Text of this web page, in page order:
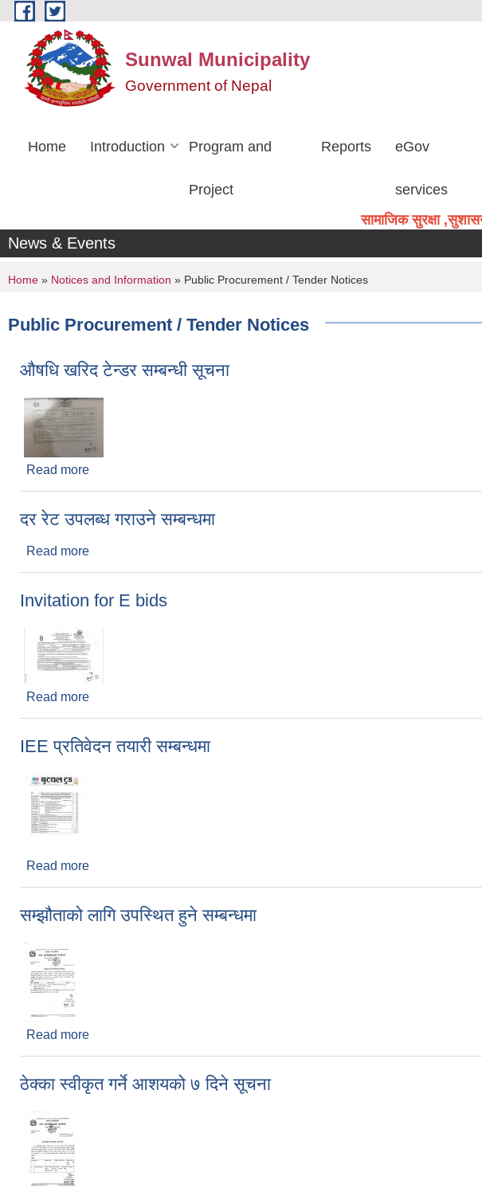
Skip to main content
Sunwal Municipality
Government of Nepal
Home Introduction Program and
Project
Reports eGov
services
सामाजिक सुरक्षा
News & Events
You are here
Home » Notices and Information » Public Procurement / Tender Notices
Public Procurement / Tender Notices
औषधि खरिद टेन्डर सम्बन्धी सूचना
Read more
दर रेट उपलब्ध गराउने सम्बन्धमा
Read more
Invitation for E bids
Read more
IEE प्रतिवेदन तयारी सम्बन्धमा
Read more
सम्झौताको लागि उपस्थित हुने सम्बन्धमा
Read more
ठेक्का स्वीकृत गर्ने आशयको ७ दिने सूचना